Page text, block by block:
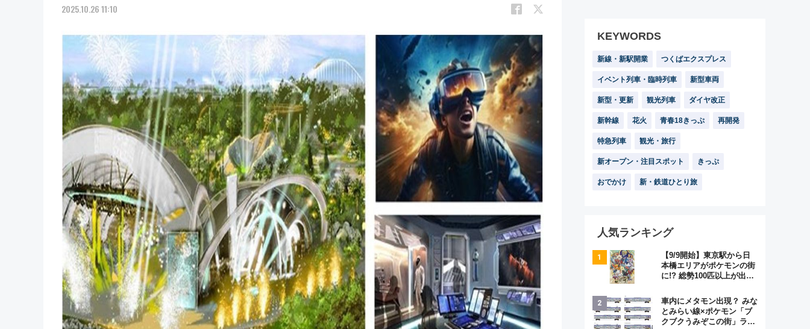
2025.10.26 11:10
KEYWORDS
新線・新駅開業 つくばエクスプレス
イベント列車・臨時列車 新型車両
新型・更新 観光列車 ダイヤ改正
新幹線 花火 青春18きっぷ 再開発
特急列車 観光・旅行
新オープン・注目スポット きっぷ
おでかけ 新・鉄道ひとり旅
人気ランキング
【9/9開始】東京駅から日
本橋エリアがポケモンの街
に!? 総勢100匹以上が出現
格謎解き・グッズ情報まと
め
車内にメタモン出現？ みな
とみらい線×ポケモン「ブ
クブクうみぞこの街」ラッ